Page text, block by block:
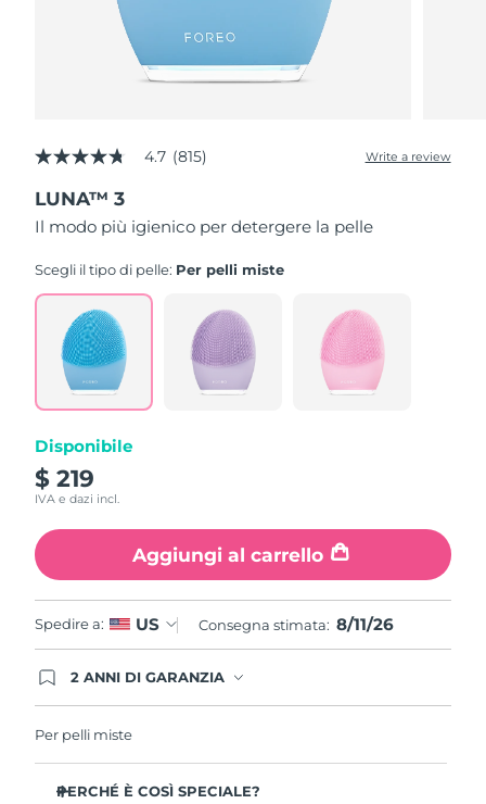
4.7
of
5
stars,
rating
Read
Reviews.
Same
page
link.
4.7 (815) Write a review
LUNA™ 3
Il modo più igienico per detergere la pelle
Scegli il tipo di pelle: Per pelli miste
Disponibile
$ 219
IVA e dazi incl.
Aggiungi al carrello
Spedire a: US Consegna stimata: 8/11/26
2 ANNI DI GARANZIA
che, in caso di difetti nei primi 2 anni dalla data di
gratuitamente.
Per pelli miste
PERCHÉ È COSÌ SPECIALE?